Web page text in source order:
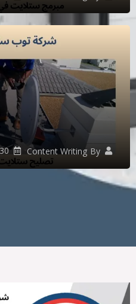
By
Content Writing 30 يوليو، 2025